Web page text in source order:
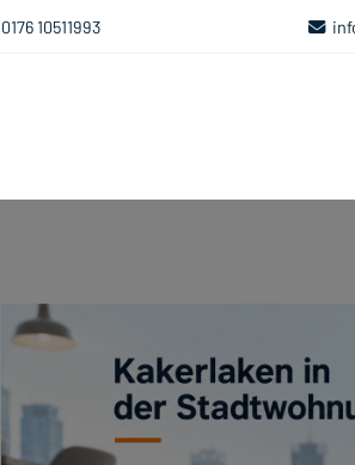
0176 10511993